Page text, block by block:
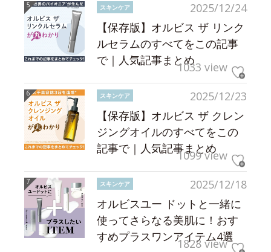
2025/12/24
スキンケア
【保存版】オルビス ザ リンク
ルセラムのすべてをこの記事
で｜人気記事まとめ1033 view
2025/12/23
スキンケア
【保存版】オルビス ザ クレン
ジングオイルのすべてをこの
記事で｜人気記事まとめ
1099 view
2025/12/18
スキンケア
オルビスユー ドットと一緒に
使ってさらなる美肌に！おす
すめプラスワンアイテム4選
1828 view